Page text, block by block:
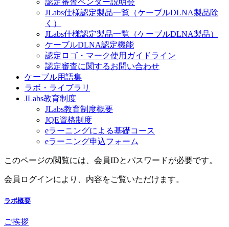
認定審査ベンダー説明会
JLabs仕様認定製品一覧（ケーブルDLNA製品除
く）
JLabs仕様認定製品一覧（ケーブルDLNA製品）
ケーブルDLNA認定機能
認定ロゴ・マーク使用ガイドライン
認定審査に関するお問い合わせ
ケーブル用語集
ラボ・ライブラリ
JLabs教育制度
JLabs教育制度概要
JQE資格制度
eラーニングによる基礎コース
eラーニング申込フォーム
このページの閲覧には、会員IDとパスワードが必要です。
会員ログインにより、内容をご覧いただけます。
ラボ概要
ご挨拶